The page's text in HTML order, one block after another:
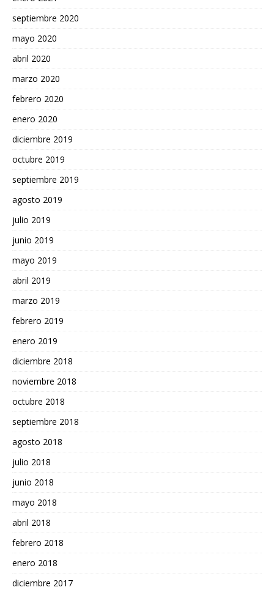
septiembre 2020
mayo 2020
abril 2020
marzo 2020
febrero 2020
enero 2020
diciembre 2019
octubre 2019
septiembre 2019
agosto 2019
julio 2019
junio 2019
mayo 2019
abril 2019
marzo 2019
febrero 2019
enero 2019
diciembre 2018
noviembre 2018
octubre 2018
septiembre 2018
agosto 2018
julio 2018
junio 2018
mayo 2018
abril 2018
febrero 2018
enero 2018
diciembre 2017